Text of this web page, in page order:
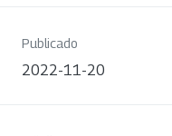
Publicado
2022-11-20